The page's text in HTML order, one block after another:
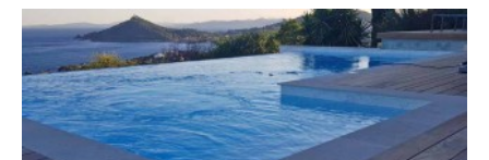
Airco
Ja (16)
Nee (1)